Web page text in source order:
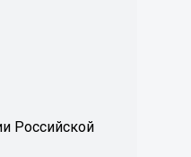
Российской